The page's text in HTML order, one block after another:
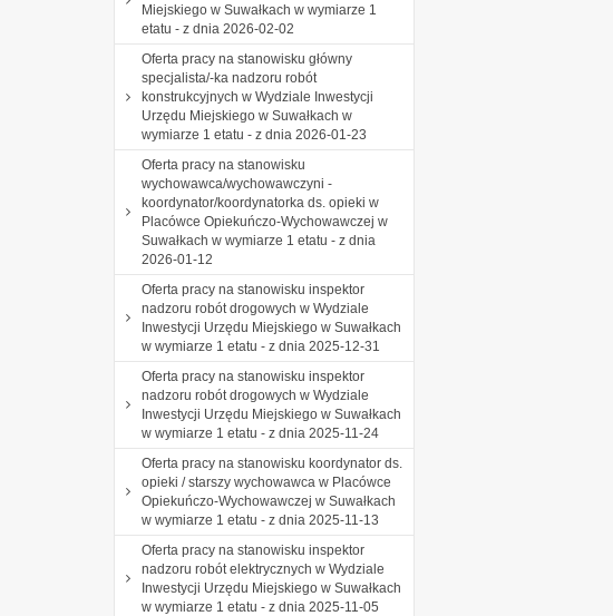
Miejskiego w Suwałkach w wymiarze 1
etatu - z dnia 2026-02-02
Oferta pracy na stanowisku główny
specjalista/-ka nadzoru robót
konstrukcyjnych w Wydziale Inwestycji
Urzędu Miejskiego w Suwałkach w
wymiarze 1 etatu - z dnia 2026-01-23
Oferta pracy na stanowisku
wychowawca/wychowawczyni -
koordynator/koordynatorka ds. opieki w
Placówce Opiekuńczo-Wychowawczej w
Suwałkach w wymiarze 1 etatu - z dnia
2026-01-12
Oferta pracy na stanowisku inspektor
nadzoru robót drogowych w Wydziale
Inwestycji Urzędu Miejskiego w Suwałkach
w wymiarze 1 etatu - z dnia 2025-12-31
Oferta pracy na stanowisku inspektor
nadzoru robót drogowych w Wydziale
Inwestycji Urzędu Miejskiego w Suwałkach
w wymiarze 1 etatu - z dnia 2025-11-24
Oferta pracy na stanowisku koordynator ds.
opieki / starszy wychowawca w Placówce
Opiekuńczo-Wychowawczej w Suwałkach
w wymiarze 1 etatu - z dnia 2025-11-13
Oferta pracy na stanowisku inspektor
nadzoru robót elektrycznych w Wydziale
Inwestycji Urzędu Miejskiego w Suwałkach
w wymiarze 1 etatu - z dnia 2025-11-05